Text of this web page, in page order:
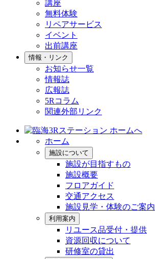
講座
無料体験
リペアサービス
イベント
出前講座
情報・リンク
お知らせ一覧
情報誌
広報誌
5Rコラム
関連外部リンク
ホーム
施設について
施設が目指すもの
施設概要
フロアガイド
交通アクセス
施設見学・体験のご案内
利用案内
リユース品受付・提供
資源回収について
研修室の貸出